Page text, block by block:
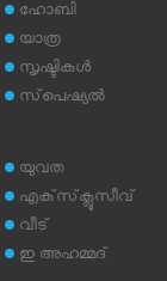
ഹോബി
യാത്ര
സൃഷ്ടികള്‍
സ്‌പെഷ്യല്‍
യുവത
എക്‌സ്‌ക്ലൂസീവ്
വീട്
ഇ അഹമ്മദ്‌